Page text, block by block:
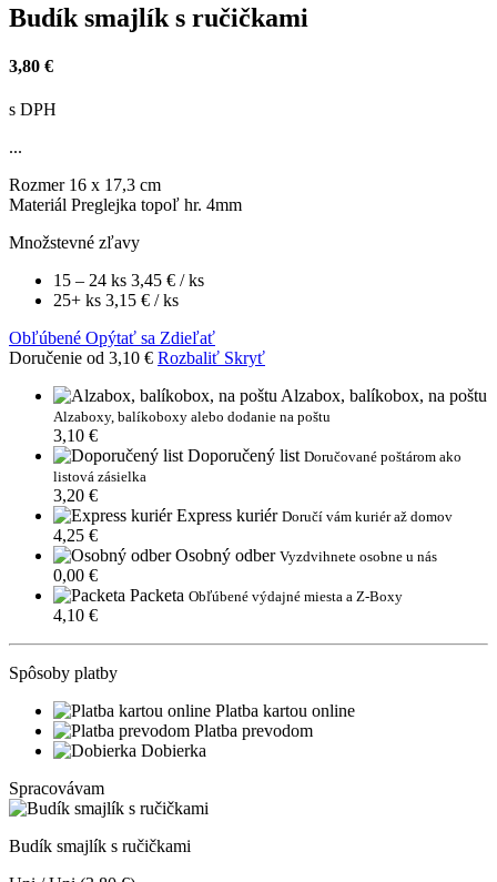
Budík smajlík s ručičkami
3,80 €
s DPH
...
Rozmer 16 x 17,3 cm
Materiál Preglejka topoľ hr. 4mm
Množstevné zľavy
15 – 24 ks 3,45 € / ks
25+ ks 3,15 € / ks
Obľúbené Opýtať sa Zdieľať
Doručenie od 3,10 € Rozbaliť Skryť
Alzabox, balíkobox, na poštu
Alzaboxy, balíkoboxy alebo dodanie na poštu
3,10 €
Doporučený list Doručované poštárom ako
listová zásielka
3,20 €
Express kuriér Doručí vám kuriér až domov
4,25 €
Osobný odber Vyzdvihnete osobne u nás
0,00 €
Packeta Obľúbené výdajné miesta a Z-Boxy
4,10 €
Spôsoby platby
Platba kartou online
Platba prevodom
Dobierka
Spracovávam
Budík smajlík s ručičkami